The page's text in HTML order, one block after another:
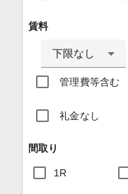
賃料
下限なし
管理費等含む
礼金なし
間取り
1R